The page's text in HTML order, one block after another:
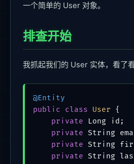
一个简单的 User 对象。
排查开始
我抓起我们的 User 实体，看了看
@Entity
public
class User {
private Long id;
private String
private String
private String